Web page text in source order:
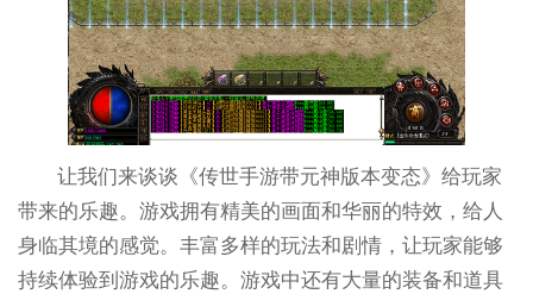
让我们来谈谈《传世手游带元神版本变态》给玩家
带来的乐趣。游戏拥有精美的画面和华丽的特效，给人
身临其境的感觉。丰富多样的玩法和剧情，让玩家能够
持续体验到游戏的乐趣。游戏中还有大量的装备和道具